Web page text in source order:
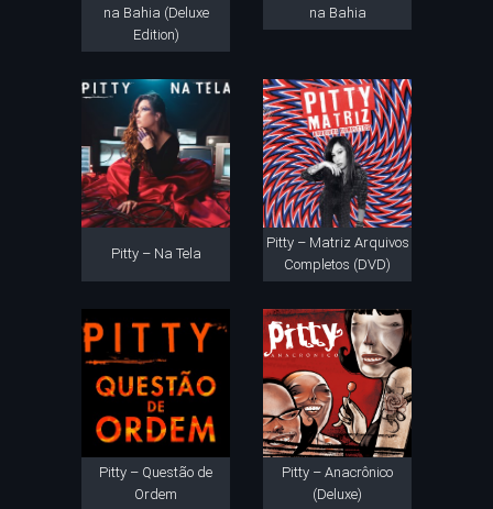
na Bahia (Deluxe
Edition)
na Bahia
Pitty – Na Tela
Pitty – Matriz Arquivos
Completos (DVD)
Pitty – Questão de
Ordem
Pitty – Anacrônico
(Deluxe)